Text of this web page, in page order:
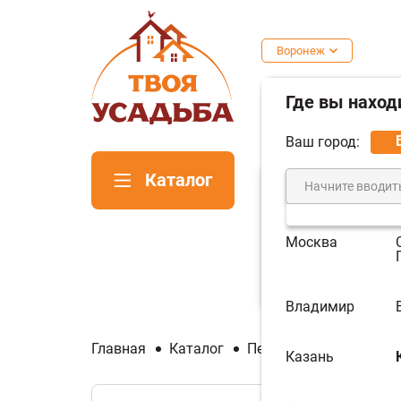
Каталог
Воронеж
Где вы
Ваш город:
Москва
Владимир
Казань
Главная Каталог Печи и котлы